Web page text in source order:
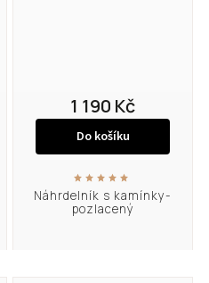
Náhrdelník s kamínky-
pozlacený
1 190 Kč
Do košíku